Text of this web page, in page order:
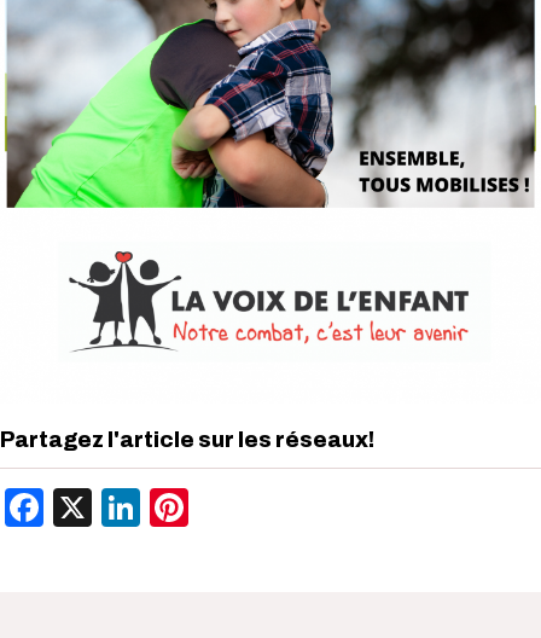
Partagez l'article sur les réseaux!
Facebook
X LinkedIn